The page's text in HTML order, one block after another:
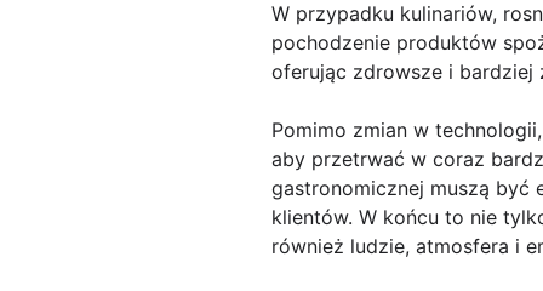
W przypadku kulinariów,
pochodzenie produktów
oferując zdrowsze i bardziej
Pomimo zmian w
aby przetrwać w coraz
gastronomicznej muszą być
klientów. W końcu to nie
również ludzie, atmosfera i